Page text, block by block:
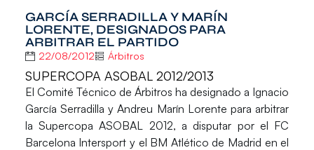
GARCÍA SERRADILLA Y MARÍN
LORENTE, DESIGNADOS PARA
ARBITRAR EL PARTIDO
22/08/2012 Árbitros
SUPERCOPA ASOBAL 2012/2013
El Comité Técnico de Árbitros ha designado a Ignacio
García Serradilla y Andreu Marín Lorente para arbitrar
la Supercopa ASOBAL 2012, a disputar por el FC
Barcelona Intersport y el BM Atlético de Madrid en el